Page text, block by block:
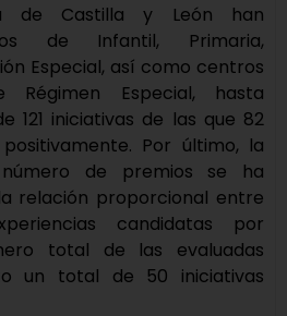
de Castilla y León han
de Infantil, Primaria,
Especial, así como centros
Régimen Especial, hasta
121 iniciativas de las que 82
Por último, la
de premios se ha
relación proporcional entre
candidatas por
total de las evaluadas
un total de 50 iniciativas